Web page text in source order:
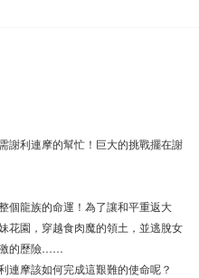
謝利連摩的幫忙！巨大的挑戰擺在謝
個龍族的命運！為了讓和平重返大
花園，穿越食肉魔的領土，並逃脫女
激的歷險……
連摩該如何完成這艱難的使命呢？